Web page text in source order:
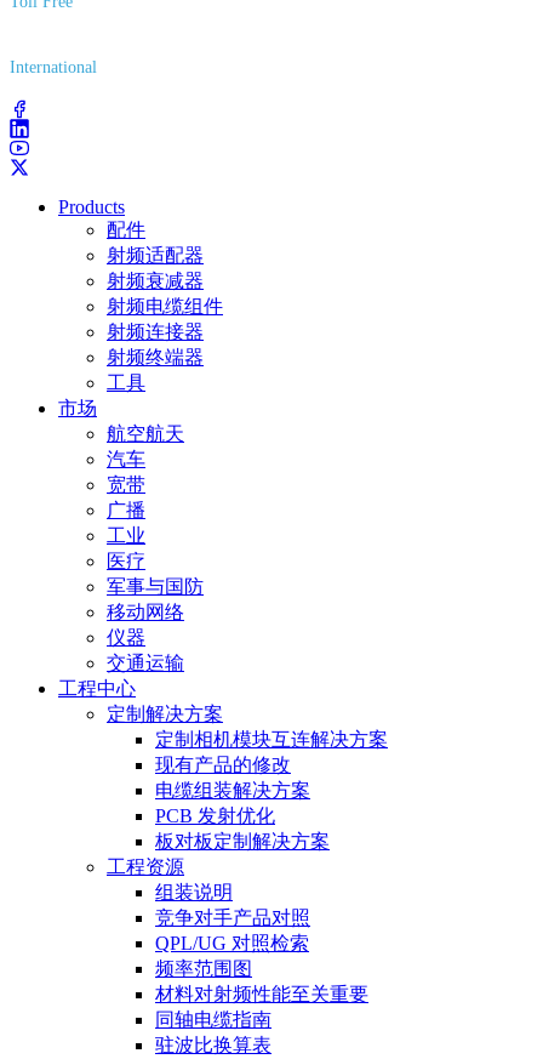
International
Products
配件
射频适配器
射频衰减器
射频电缆组件
射频连接器
射频终端器
工具
市场
航空航天
汽车
宽带
广播
工业
医疗
军事与国防
移动网络
仪器
交通运输
工程中心
定制解决方案
定制相机模块互连解决方案
现有产品的修改
电缆组装解决方案
PCB 发射优化
板对板定制解决方案
工程资源
组装说明
竞争对手产品对照
QPL/UG 对照检索
频率范围图
材料对射频性能至关重要
同轴电缆指南
驻波比换算表